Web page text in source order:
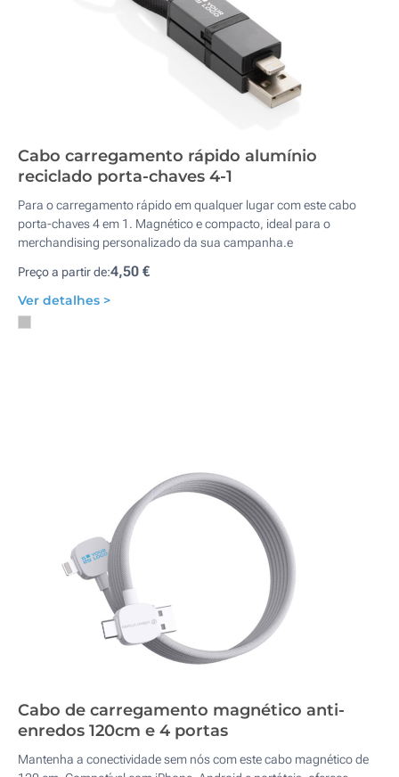
Cabo carregamento rápido alumínio
reciclado porta-chaves 4-1
Para o carregamento rápido em qualquer lugar com este cabo
porta-chaves 4 em 1. Magnético e compacto, ideal para o
merchandising personalizado da sua campanha.e
Preço a partir de:4,50 €
Ver detalhes >
Cabo de carregamento magnético anti-
enredos 120cm e 4 portas
Mantenha a conectividade sem nós com este cabo magnético de